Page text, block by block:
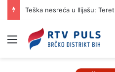
Izbornik